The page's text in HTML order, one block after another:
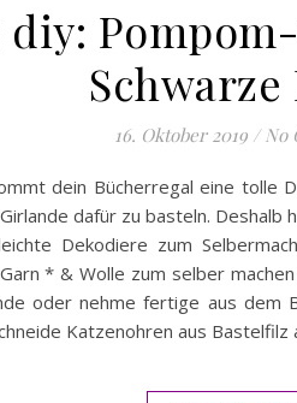
diy:
Schwarze
16. Oktober 2019 / No
dein Bücherregal eine tolle
dafür zu basteln. Deshalb
Dekodiere zum
* & Wolle zum selber
oder nehme fertige aus dem
Katzenohren aus Bastelfilz